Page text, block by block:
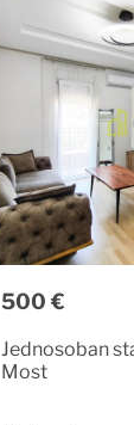
500 €
Jednosoban
Most